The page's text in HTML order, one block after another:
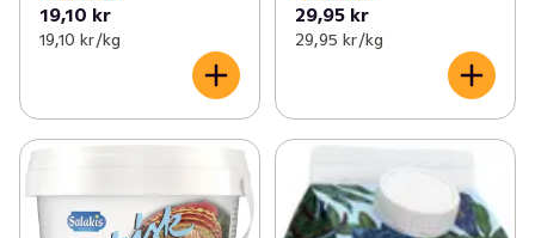
19,10 kr
19,10 kr /kg
29,95 kr
29,95 kr /kg